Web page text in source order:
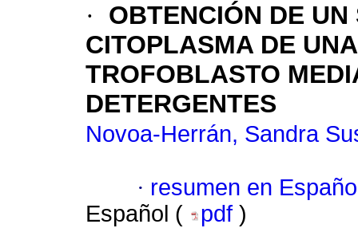
·
OBTENCIÓN DE
CITOPLASMA DE
TROFOBLASTO
DETERGENTES
Novoa-Herrán, Sandra
· resumen en
Español (
pdf )